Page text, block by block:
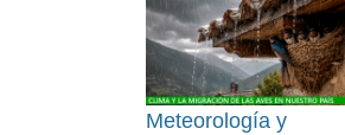
Meteorología y